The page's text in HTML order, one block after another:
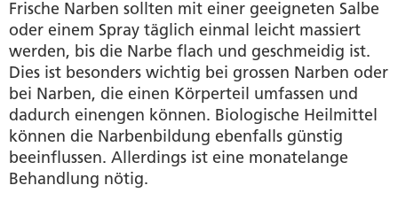
Frische Narben sollten mit einer geeigneten Salbe
oder einem Spray täglich einmal leicht massiert
werden, bis die Narbe flach und geschmeidig ist.
Dies ist besonders wichtig bei grossen Narben oder
bei Narben, die einen Körperteil umfassen und
dadurch einengen können. Biologische Heilmittel
können die Narbenbildung ebenfalls günstig
beeinflussen. Allerdings ist eine monatelange
Behandlung nötig.